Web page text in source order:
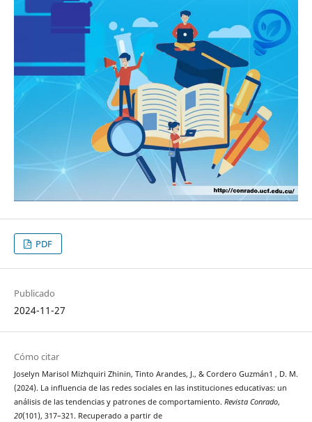
PDF
Publicado
2024-11-27
Cómo citar
Joselyn Marisol Mizhquiri Zhinin, Tinto Arandes, J., & Cordero Guzmán1 , D. M.
(2024). La influencia de las redes sociales en las instituciones educativas: un
análisis de las tendencias y patrones de comportamiento. Revista Conrado,
20(101), 317–321. Recuperado a partir de